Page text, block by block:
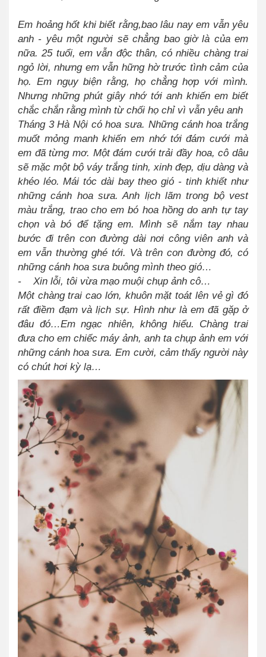
Em hoảng hốt khi biết rằng,bao lâu nay em vẫn yêu
anh - yêu một người sẽ chẳng bao giờ là của em
nữa. 25 tuổi, em vẫn độc thân, có nhiều chàng trai
ngỏ lời, nhưng em vẫn hững hờ trước tình cảm của
họ. Em ngụy biện rằng, họ chẳng hợp với mình.
Nhưng những phút giây nhớ tới anh khiến em biết
chắc chắn rằng mình từ chối họ chỉ vì vẫn yêu anh
Tháng 3 Hà Nội có hoa sưa. Những cánh hoa trắng
muốt mỏng manh khiến em nhớ tới đám cưới mà
em đã từng mơ. Một đám cưới trải đầy hoa, cô dâu
sẽ mặc một bộ váy trắng tinh, xinh đẹp, dịu dàng và
khéo léo. Mái tóc dài bay theo gió - tinh khiết như
những cánh hoa sưa. Anh lịch lãm trong bộ vest
màu trắng, trao cho em bó hoa hồng do anh tự tay
chọn và bó để tặng em. Mình sẽ nắm tay nhau
bước đi trên con đường dài nơi công viên anh và
em vẫn thường ghé tới. Và trên con đường đó, có
những cánh hoa sưa buông mình theo gió…
- Xin lỗi, tôi vừa mạo muội chụp ảnh cô…
Một chàng trai cao lớn, khuôn mặt toát lên vẻ gì đó
rất điềm đạm và lịch sự. Hình như là em đã gặp ở
đâu đó…Em ngạc nhiên, không hiểu. Chàng trai
đưa cho em chiếc máy ảnh, anh ta chụp ảnh em với
những cánh hoa sưa. Em cười, cảm thấy người này
có chút hơi kỳ lạ…